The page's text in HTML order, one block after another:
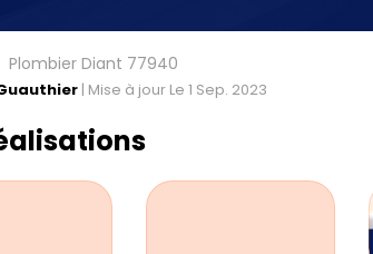
Plombier Diant 77940
| Mise à jour Le 1 Sep. 2023